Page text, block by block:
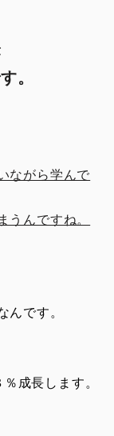
。
ながら学んで
うんですね。
んです。
成長します。